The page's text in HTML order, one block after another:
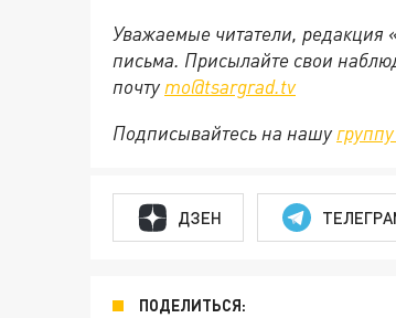
Уважаемые читатели, редакция
письма. Присылайте свои
почту mo@tsargrad.tv
Подписывайтесь на нашу
ДЗЕН
ПОДЕЛИТЬСЯ: